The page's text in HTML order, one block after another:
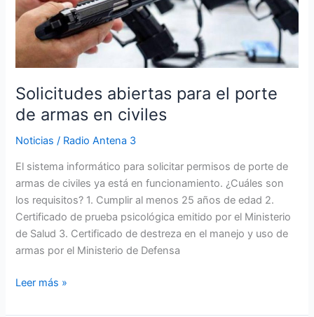
Solicitudes abiertas para el porte
de armas en civiles
Noticias / Radio Antena 3
El sistema informático para solicitar permisos de porte de
armas de civiles ya está en funcionamiento. ¿Cuáles son
los requisitos? 1. Cumplir al menos 25 años de edad 2.
Certificado de prueba psicológica emitido por el Ministerio
de Salud 3. Certificado de destreza en el manejo y uso de
armas por el Ministerio de Defensa
armas
en
civiles
Leer más »